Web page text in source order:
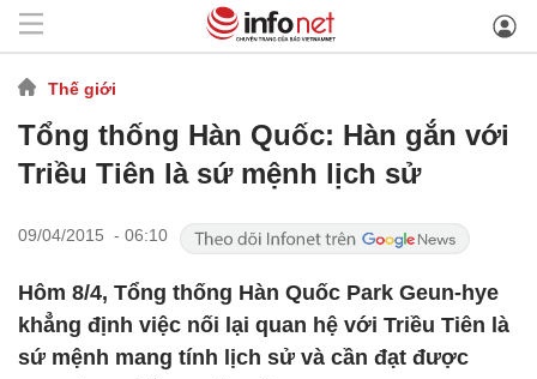
Thế giới
Tổng thống Hàn Quốc: Hàn gắn với
Triều Tiên là sứ mệnh lịch sử
09/04/2015 - 06:10
Hôm 8/4, Tổng thống Hàn Quốc Park Geun-hye
khẳng định việc nối lại quan hệ với Triều Tiên là
sứ mệnh mang tính lịch sử và cần đạt được